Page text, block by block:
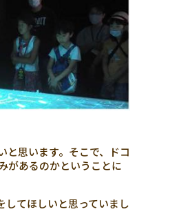
と思います。そこで、ドコ
があるのかということに
してほしいと思っていまし